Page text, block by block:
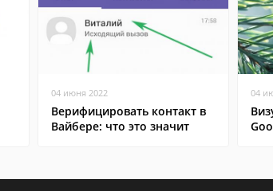
04 июня 2022
Верифицировать контакт в
Вайбере: что это значит
04